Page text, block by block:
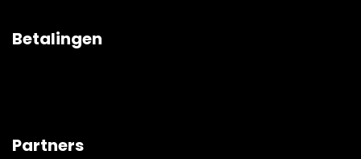
Betalingen
Partners